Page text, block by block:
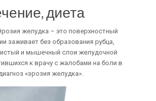
диета
желудка – это поверхностный
заживает без образования рубца,
и мышечный слои желудочной
к врачу с жалобами на боли в
«эрозия желудка».